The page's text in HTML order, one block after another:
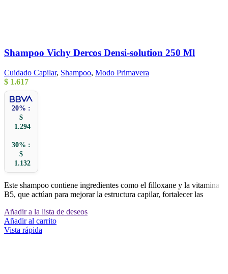
Shampoo Vichy Dercos Densi-solution 250 Ml
Cuidado Capilar, Shampoo, Modo Primavera
$ 1.617
20% :
$
1.294
30% :
$
1.132
Este shampoo contiene ingredientes como el filloxane y la vitamina
B5, que actúan para mejorar la estructura capilar, fortalecer las
Añadir a la lista de deseos
Añadir al carrito
Vista rápida